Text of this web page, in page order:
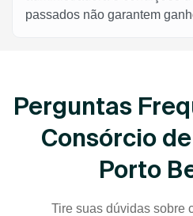
passados não garantem
Perguntas
Consórcio
Porto
Tire suas dúvidas sobre